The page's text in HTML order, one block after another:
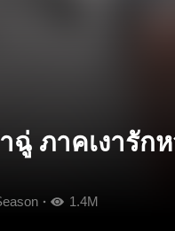
ภาคเงารัก
1.4M